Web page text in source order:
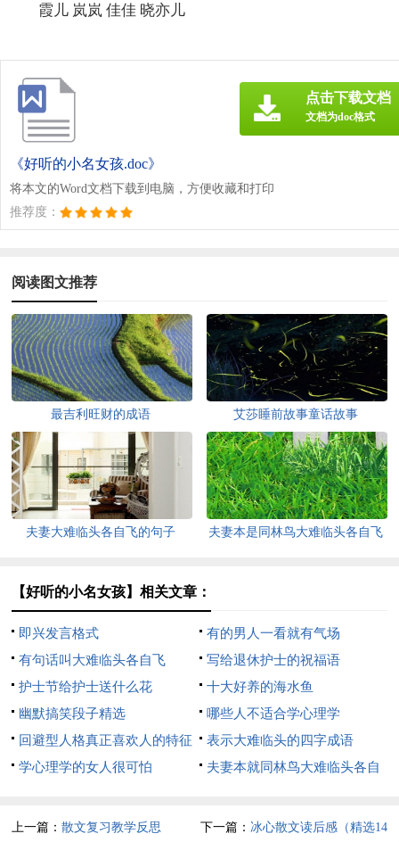
霞儿 岚岚 佳佳 晓亦儿
《好听的小名女孩.doc》
将本文的Word文档下载到电脑，方便收藏和打印
推荐度：
点击下载文档
文档为doc格式
阅读图文推荐
最吉利旺财的成语 艾莎睡前故事童话故事
夫妻大难临头各自飞的句子 夫妻本是同林鸟大难临头各自飞
【好听的小名女孩】相关文章：
即兴发言格式
有的男人一看就有气场
有句话叫大难临头各自飞
写给退休护士的祝福语
护士节给护士送什么花
十大好养的海水鱼
幽默搞笑段子精选
哪些人不适合学心理学
回避型人格真正喜欢人的特征
表示大难临头的四字成语
学心理学的女人很可怕
夫妻本就同林鸟大难临头各自
上一篇：散文复习教学反思 下一篇： 冰心散文读后感（精选14